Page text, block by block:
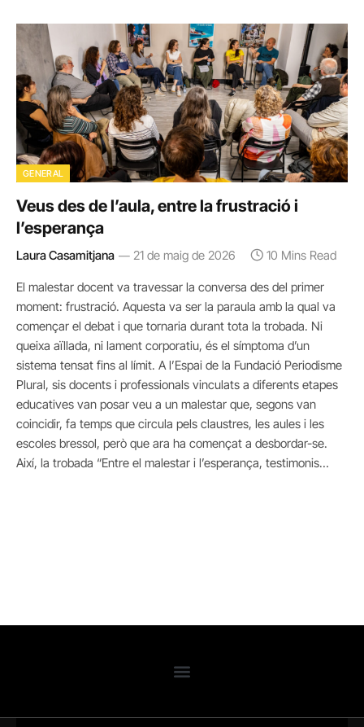
GENERAL
Veus des de l’aula, entre la frustració i
l’esperança
Laura Casamitjana 21 de maig de 2026 10 Mins Read
El malestar docent va travessar la conversa des del primer
moment: frustració. Aquesta va ser la paraula amb la qual va
començar el debat i que tornaria durant tota la trobada. Ni
queixa aïllada, ni lament corporatiu, és el símptoma d’un
sistema tensat fins al límit. A l’Espai de la Fundació Periodisme
Plural, sis docents i professionals vinculats a diferents etapes
educatives van posar veu a un malestar que, segons van
coincidir, fa temps que circula pels claustres, les aules i les
escoles bressol, però que ara ha començat a desbordar-se.
Així, la trobada “Entre el malestar i l’esperança, testimonis…